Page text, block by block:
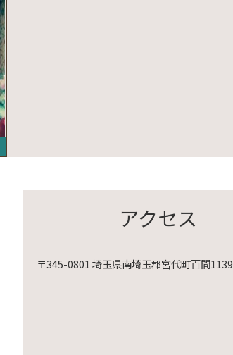
アクセス
〒345-0801 埼玉県南埼玉郡宮代町百間1139